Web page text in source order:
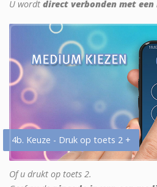
U wordt direct verbonden met een
4b. Keuze - Druk op toets 2 +
Of u drukt op toets 2.